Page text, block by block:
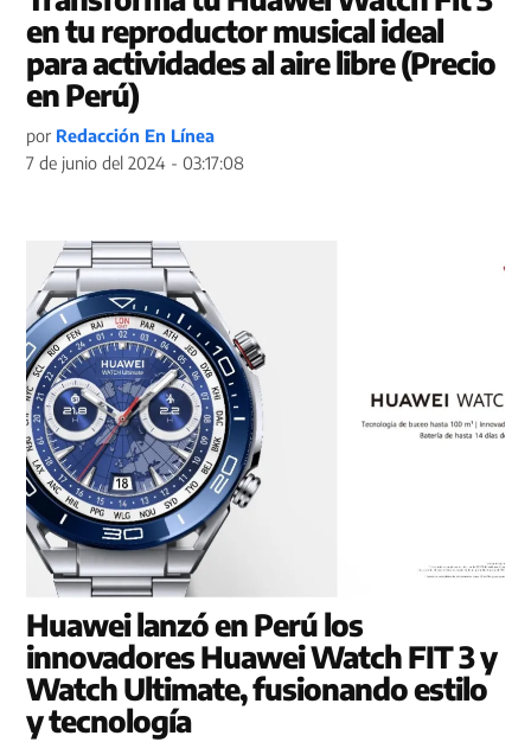
en tu reproductor musical ideal
para actividades al aire libre (Precio
en Perú)
por Redacción En Línea
7 de junio del 2024 - 03:17:08
Huawei lanzó en Perú los
innovadores Huawei Watch FIT 3 y
Watch Ultimate, fusionando estilo
y tecnología